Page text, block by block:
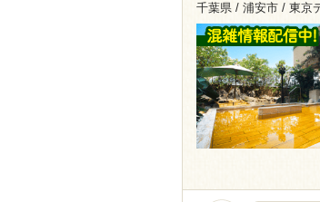
千葉県 / 浦安市 / 東京